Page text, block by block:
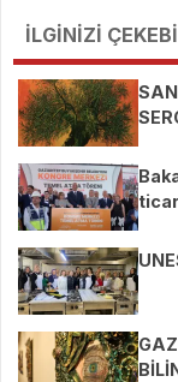
İLGİNİZİ